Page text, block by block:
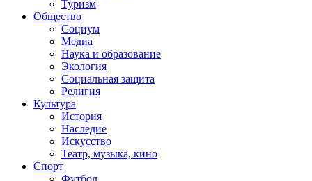
Туризм
Общество
Социум
Медиа
Наука и образование
Экология
Социальная защита
Религия
Культура
История
Наследие
Искусство
Театр, музыка, кино
Спорт
Футбол